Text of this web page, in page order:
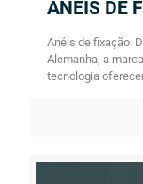
ANÉIS DE
Anéis de fixação:
Alemanha, a
tecnologia